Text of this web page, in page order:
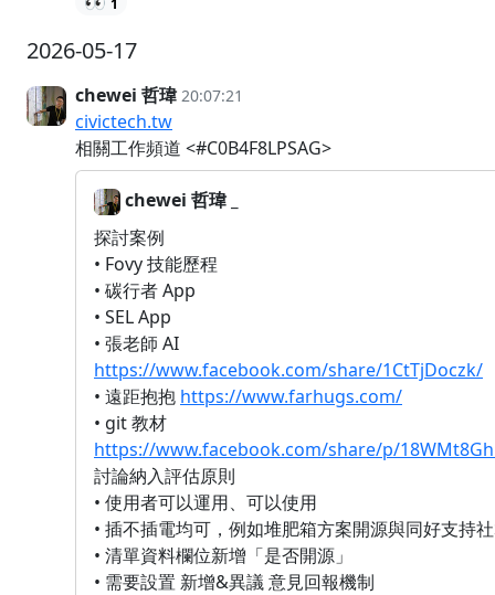
2026-05-17
chewei 哲瑋 20:07:21
civictech.tw
相關工作頻道 <#C0B4F8LPSAG>
chewei 哲瑋 _
探討案例
• Fovy 技能歷程
• 碳行者 App
• SEL App
• 張老師 AI
https://www.facebook.com/share/1CtTjDoczk/
• 遠距抱抱 https://www.farhugs.com/
• git 教材
https://www.facebook.com/share/p/
討論納入評估原則
• 使用者可以運用、可以使用
• 插不插電均可，例如堆肥箱方案開源與同好支持
• 清單資料欄位新增「是否開源」
• 需要設置 新增&異議 意見回報機制